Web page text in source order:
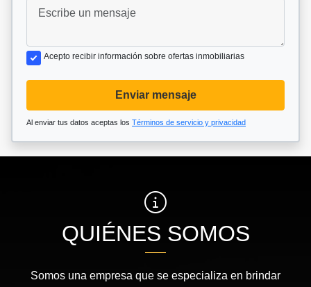
Acepto recibir información sobre ofertas inmobiliarias
Enviar mensaje
Al enviar tus datos aceptas los Términos de servicio y privacidad
QUIÉNES SOMOS
Somos una empresa que se especializa en brindar